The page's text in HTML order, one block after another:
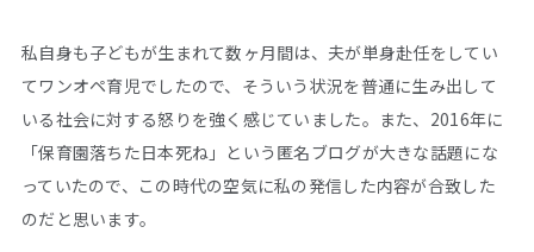
私自身も子どもが生まれて数ヶ月間は、夫が単身赴任をしてい
てワンオペ育児でしたので、そういう状況を普通に生み出して
いる社会に対する怒りを強く感じていました。また、2016年に
「保育園落ちた日本死ね」という匿名ブログが大きな話題にな
っていたので、この時代の空気に私の発信した内容が合致した
のだと思います。